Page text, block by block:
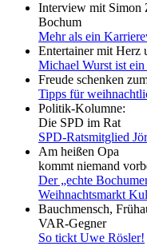
Interview mit
Bochum
Mehr als ein
Entertainer mit Herz
Michael Wurst ist
Freude schenken
Tipps für
Politik-Kolumne:
Die SPD im Rat
SPD-Ratsmitglied
Am heißen Opa
kommt niemand
Der „echte
Weihnachtsmarkt
Bauchmensch,
VAR-Gegner
So tickt Uwe Rösler!